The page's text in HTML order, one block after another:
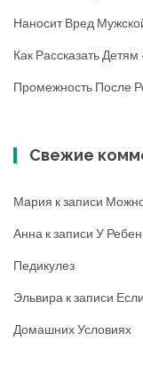
Наносит Вред
Как Рассказать
Промежность После
Свежие
Мария к записи
Анна к записи У
Педикулез
Эльвира к записи
Домашних Условиях